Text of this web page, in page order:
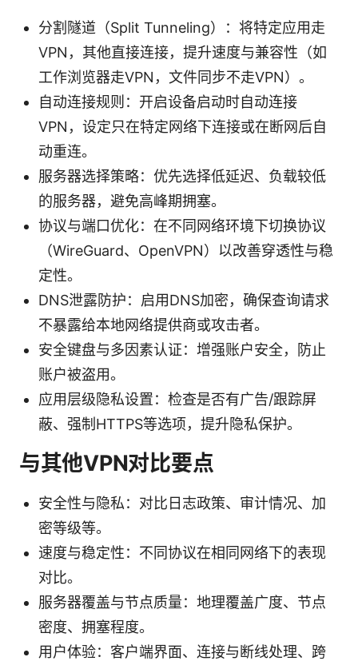
分割隧道（Split Tunneling）：将特定应用走
VPN，其他直接连接，提升速度与兼容性（如
工作浏览器走VPN，文件同步不走VPN）。
自动连接规则：开启设备启动时自动连接
VPN，设定只在特定网络下连接或在断网后自
动重连。
服务器选择策略：优先选择低延迟、负载较低
的服务器，避免高峰期拥塞。
协议与端口优化：在不同网络环境下切换协议
（WireGuard、OpenVPN）以改善穿透性与稳
定性。
DNS泄露防护：启用DNS加密，确保查询请求
不暴露给本地网络提供商或攻击者。
安全键盘与多因素认证：增强账户安全，防止
账户被盗用。
应用层级隐私设置：检查是否有广告/跟踪屏
蔽、强制HTTPS等选项，提升隐私保护。
与其他VPN对比要点
安全性与隐私：对比日志政策、审计情况、加
密等级等。
速度与稳定性：不同协议在相同网络下的表现
对比。
服务器覆盖与节点质量：地理覆盖广度、节点
密度、拥塞程度。
用户体验：客户端界面、连接与断线处理、跨